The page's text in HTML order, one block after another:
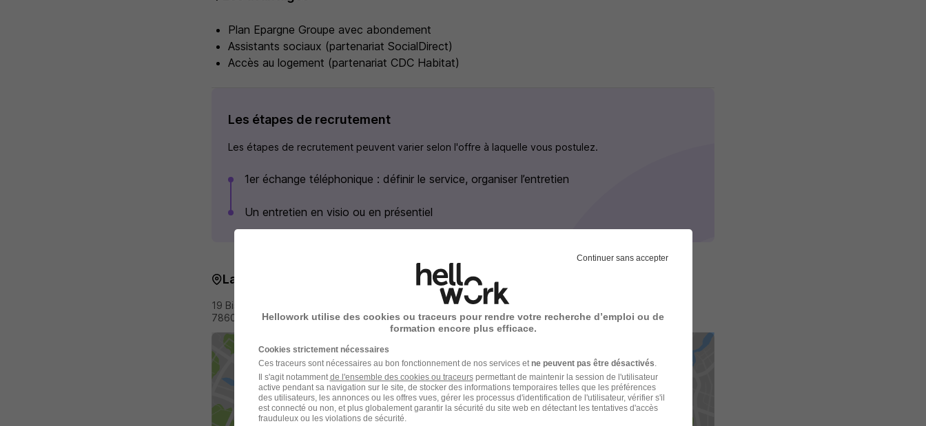
Plan Epargne Groupe avec abondement
Assistants sociaux (partenariat SocialDirect)
Accès au logement (partenariat CDC Habitat)
Les étapes de recrutement
Les étapes de recrutement peuvent varier selon l'offre à laquelle vous postulez.
1er échange téléphonique : définir le service, organiser l’entretien
Un entretien en visio ou en présentiel
La carte
19 Bis Avenue Eglé
78600 Maisons-Laffitte
Localiser le poste
Continuer sans accepter
Hellowork utilise des cookies ou traceurs pour rendre votre recherche d’emploi ou de
formation encore plus efficace.
Cookies strictement nécessaires
Ces traceurs sont nécessaires au bon fonctionnement de nos services et ne peuvent pas être désactivés
Il s'agit notamment de l'ensemble des cookies ou traceurspermettant de maintenir la session de l'utilisateur
active pendant sa navigation sur le site, de stocker des informations temporaires telles que les préférences
des utilisateurs, les annonces ou les offres vues, gérer les processus d'identification de l'utilisateur, vérifier s'il
est connecté ou non, et plus globalement garantir la sécurité du site web en détectant les tentatives d'accès
frauduleux ou les violations de sécurité.